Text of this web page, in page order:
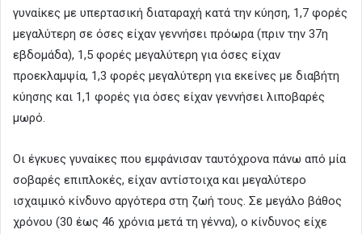
γυναίκες με υπερτασική διαταραχή κατά την κύηση, 1,7 φορές
μεγαλύτερη σε όσες είχαν γεννήσει πρόωρα (πριν την 37η
εβδομάδα), 1,5 φορές μεγαλύτερη για όσες είχαν
προεκλαμψία, 1,3 φορές μεγαλύτερη για εκείνες με διαβήτη
κύησης και 1,1 φορές για όσες είχαν γεννήσει λιποβαρές
μωρό.
Οι έγκυες γυναίκες που εμφάνισαν ταυτόχρονα πάνω από μία
σοβαρές επιπλοκές, είχαν αντίστοιχα και μεγαλύτερο
ισχαιμικό κίνδυνο αργότερα στη ζωή τους. Σε μεγάλο βάθος
χρόνου (30 έως 46 χρόνια μετά τη γέννα), ο κίνδυνος είχε